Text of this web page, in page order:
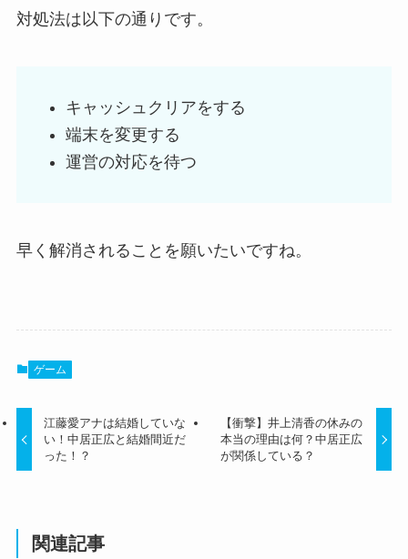
対処法は以下の通りです。
キャッシュクリアをする
端末を変更する
運営の対応を待つ
早く解消されることを願いたいですね。
ゲーム
江藤愛アナは結婚していな
い！中居正広と結婚間近だ
った！？
【衝撃】井上清香の休みの
本当の理由は何？中居正広
が関係している？
関連記事